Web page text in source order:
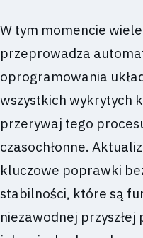
W tym momencie
przeprowadza
oprogramowania
wszystkich wykrytych
przerywaj tego
czasochłonne.
kluczowe poprawki
stabilności, które są
niezawodnej